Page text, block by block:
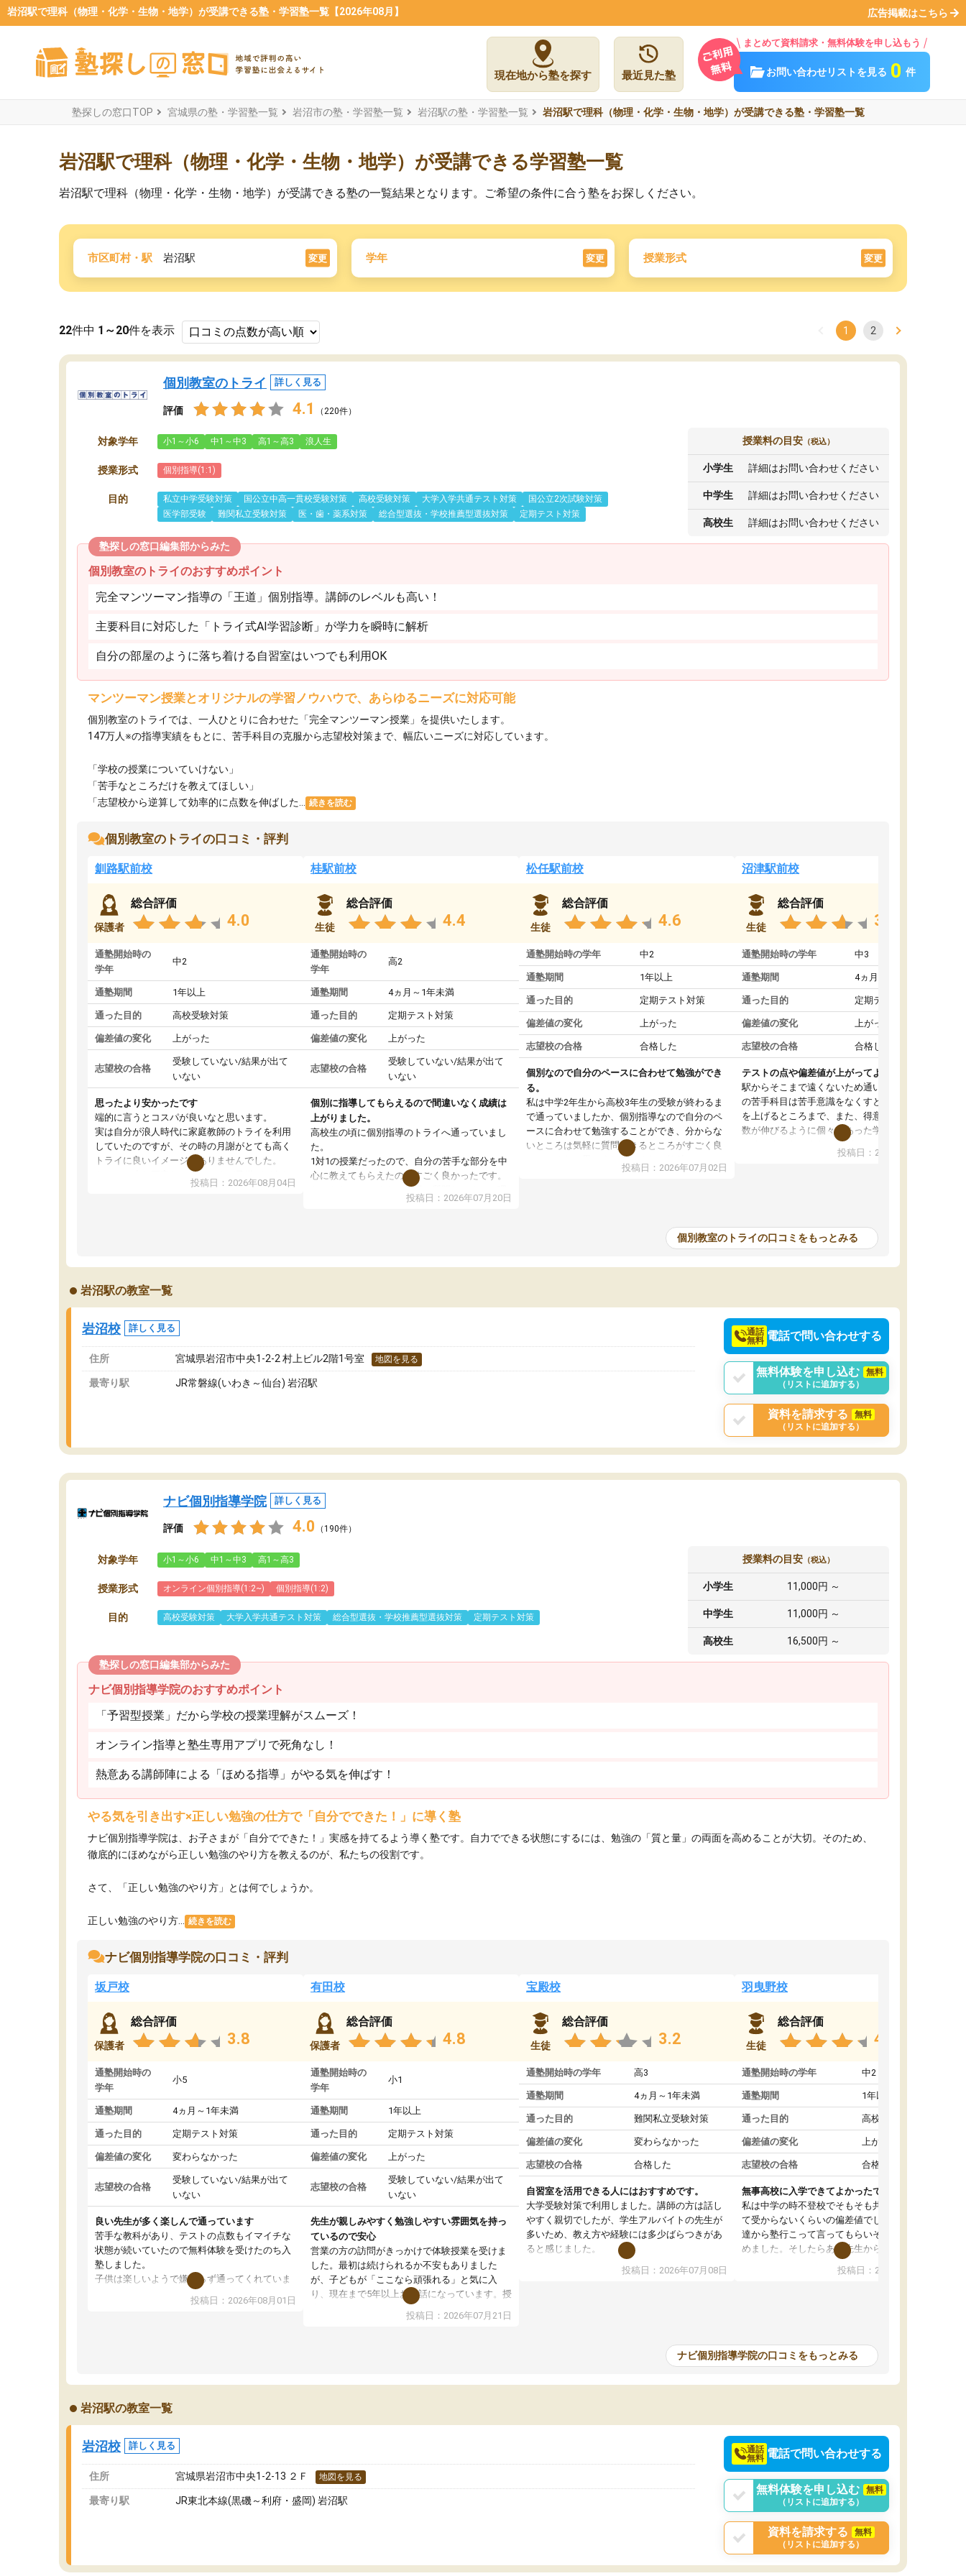
岩沼駅で理科（物理・化学・生物・地学）が受講できる塾・学習塾一覧【2026年08月】 広告掲載はこちら
現在地から塾を探す 最近見た塾
まとめて資料請求・無料体験を申し込もう
お問い合わせリストを見る 0 件
塾探しの窓口TOP 宮城県の塾・学習塾一覧 岩沼市の塾・学習塾一覧 岩沼駅の塾・学習塾一覧 岩沼駅で理科（物理・化学・生物・地学）が受講できる塾・学習塾一覧
岩沼駅で理科（物理・化学・生物・地学）が受講できる学習塾一覧
岩沼駅で理科（物理・化学・生物・地学）が受講できる塾の一覧結果となります。ご希望の条件に合う塾をお探しください。
市区町村・駅 岩沼駅 変更 学年 変更 授業形式 変更
22件中 1～20件を表示 1 2
個別教室のトライ 詳しく見る
評価 4.1 （220件）
対象学年 小1～小6 中1～中3 高1～高3 浪人生
授業形式 個別指導(1:1)
目的 私立中学受験対策 国公立中高一貫校受験対策 高校受験対策 大学入学共通テスト対策
国公立2次試験対策
医学部受験
難関私立受験対策 医・歯・薬系対策 総合型選抜・学校推薦型選抜対策 定期テスト対策
授業料の目安 （税込）
小学生 詳細はお問い合わせください
中学生 詳細はお問い合わせください
高校生 詳細はお問い合わせください
塾探しの窓口編集部からみた
個別教室のトライのおすすめポイント
完全マンツーマン指導の「王道」個別指導。講師のレベルも高い！
主要科目に対応した「トライ式AI学習診断」が学力を瞬時に解析
自分の部屋のように落ち着ける自習室はいつでも利用OK
マンツーマン授業とオリジナルの学習ノウハウで、あらゆるニーズに対応可能
個別教室のトライでは、一人ひとりに合わせた「完全マンツーマン授業」を提供いたします。​
147万人※の指導実績をもとに、苦手科目の克服から志望校対策まで、幅広いニーズに対応しています。​
「学校の授業についていけない」​
「苦手なところだけを教えてほしい」​
「志望校から逆算して効率的に点数を伸ばした...
続きを読む
個別教室のトライの口コミ・評判
釧路駅前校
保護者
総合評価
4.0
通塾開始時の
学年
中2
通塾期間 1年以上
通った目的 高校受験対策
偏差値の変化 上がった
志望校の合格
受験していない/結果が出て
いない
思ったより安かったです
端的に言うとコスパが良いなと思います。
実は自分が浪人時代に家庭教師のトライを利用
していたのですが、その時の月謝がとても高く
トライに良いイメージがありませんでした。
なので、少し不安だったのですが子供がどうし
ても行きたいと言うので利用し始めた形です。
が、それを加味しても通って損はないなと感じ
投稿日：2026年08月04日
桂駅前校
生徒
総合評価
4.4
通塾開始時の
学年
高2
通塾期間 4ヵ月～1年未満
通った目的 定期テスト対策
偏差値の変化 上がった
志望校の合格
受験していない/結果が出て
いない
個別に指導してもらえるので間違いなく成績は
上がりました。
高校生の頃に個別指導のトライへ通っていまし
た。
1対1の授業だったので、自分の苦手な部分を中
心に教えてもらえたのがすごく良かったです。
わからないところもその場で質問しやすく、理
解できるまで丁寧に説明してもらえたので、勉
な人には特におすすめできる塾だと思います。
投稿日：2026年07月20日
松任駅前校
生徒
総合評価
4.6
通塾開始時の学年 中2
通塾期間 1年以上
通った目的 定期テスト対策
偏差値の変化 上がった
志望校の合格 合格した
個別なので自分のペースに合わせて勉強ができ
る。
私は中学2年生から高校3年生の受験が終わるま
で通っていましたか、個別指導なので自分のペ
ースに合わせて勉強することができ、分からな
いところは気軽に質問できるところがすごく良
いところだと思いました。また、教科によって
専門の先生にも変えて貰えたので、わかりやす
近くに自分の担当の先生だったり、他の先生が
いるので分からないところをすぐに質問できる
投稿日：2026年07月02日
沼津駅前校
生徒
総合評価
3.8
通塾開始時の学年 中3
通塾期間 4ヵ月～1年未満
通った目的 定期テスト対策
偏差値の変化 上がった
志望校の合格 合格した
テストの点や偏差値が上がってよかった
駅からそこまで遠くないため通いやすく、自分
の苦手科目は苦手意識をなくすところから成績
を上げるところまで、また、得意科目はより点
数が伸びるように個々にあった学習方法で教え
てくれました。また、個別にやってくれること
でわからないところをすぐに質問することがで
した。
投稿日：2026年06月19日
個別教室のトライの口コミをもっとみる
岩沼駅の教室一覧
岩沼校 詳しく見る
住所 宮城県岩沼市中央1-2-2 村上ビル2階1号室 地図を見る
最寄り駅 JR常磐線(いわき～仙台) 岩沼駅
通話
無料 電話で問い合わせする
無料体験を申し込む
無料
（リストに追加する）
資料を請求する
無料
（リストに追加する）
ナビ個別指導学院 詳しく見る
評価 4.0 （190件）
対象学年 小1～小6 中1～中3 高1～高3
授業形式 オンライン個別指導(1:2~) 個別指導(1:2)
目的 高校受験対策 大学入学共通テスト対策 総合型選抜・学校推薦型選抜対策 定期テスト対策
授業料の目安 （税込）
小学生 11,000円 ～
中学生 11,000円 ～
高校生 16,500円 ～
塾探しの窓口編集部からみた
ナビ個別指導学院のおすすめポイント
「予習型授業」だから学校の授業理解がスムーズ！
オンライン指導と塾生専用アプリで死角なし！
熱意ある講師陣による「ほめる指導」がやる気を伸ばす！
やる気を引き出す×正しい勉強の仕方で「自分でできた！」に導く塾
ナビ個別指導学院は、お子さまが「自分でできた！」実感を持てるよう導く塾です。自力でできる状態にするには、勉強の「質と量」の両面を高めることが大切。そのため、
徹底的にほめながら正しい勉強のやり方を教えるのが、私たちの役割です。
さて、「正しい勉強のやり方」とは何でしょうか。
正しい勉強のやり方... 続きを読む
ナビ個別指導学院の口コミ・評判
坂戸校
保護者
総合評価
3.8
通塾開始時の
学年
小5
通塾期間 4ヵ月～1年未満
通った目的 定期テスト対策
偏差値の変化 変わらなかった
志望校の合格
受験していない/結果が出て
いない
良い先生が多く楽しんで通っています
苦手な教科があり、テストの点数もイマイチな
状態が続いていたので無料体験を受けたのち入
塾しました。
子供は楽しいようで嫌がらず通ってくれていま
先生は良い方が多く、いつも笑顔で対応して頂
ングを利用または路上駐車をするしかない点が
投稿日：2026年08月01日
有田校
保護者
総合評価
4.8
通塾開始時の
学年
小1
通塾期間 1年以上
通った目的 定期テスト対策
偏差値の変化 上がった
志望校の合格
受験していない/結果が出て
いない
先生が親しみやすく勉強しやすい雰囲気を持っ
ているので安心
営業の方の訪問がきっかけで体験授業を受けま
した。最初は続けられるか不安もありました
が、子どもが「ここなら頑張れる」と気に入
り、現在まで5年以上お世話になっています。授
業はとても分かりやすく、学校とは違った解き
方や、子どもに合った覚え方・考え方を丁寧に
お世話になりたいと思える塾です。
投稿日：2026年07月21日
宝殿校
生徒
総合評価
3.2
通塾開始時の学年 高3
通塾期間 4ヵ月～1年未満
通った目的 難関私立受験対策
偏差値の変化 変わらなかった
志望校の合格 合格した
自習室を活用できる人にはおすすめです。
大学受験対策で利用しました。講師の方は話し
やすく親切でしたが、学生アルバイトの先生が
多いため、教え方や経験には多少ばらつきがあ
ると感じました。
授業はホワイトボードを使って説明してくれる
教室全体としては小学生や中学生の利用者が多
投稿日：2026年07月08日
羽曳野校
生徒
総合評価
4.6
通塾開始時の学年 中2
通塾期間 1年以上
通った目的 高校受験対策
偏差値の変化 上がった
志望校の合格 合格した
無事高校に入学できてよかったです。
私は中学の時不登校でそもそも共学の高校なん
て受からないくらいの偏差値でした。ある日友
達から塾行こって言ってもらいそこから通い始
めました。そしたらある先生から学ぶ楽しさを
教えていただき勉強などして無かったのに自主
室で勉強するくらいハマりました。私の担当の
投稿日：2026年07月01日
ナビ個別指導学院の口コミをもっとみる
岩沼駅の教室一覧
岩沼校 詳しく見る
住所 宮城県岩沼市中央1-2-13 ２Ｆ 地図を見る
最寄り駅 JR東北本線(黒磯～利府・盛岡) 岩沼駅
通話
無料 電話で問い合わせする
無料体験を申し込む
無料
（リストに追加する）
資料を請求する
無料
（リストに追加する）